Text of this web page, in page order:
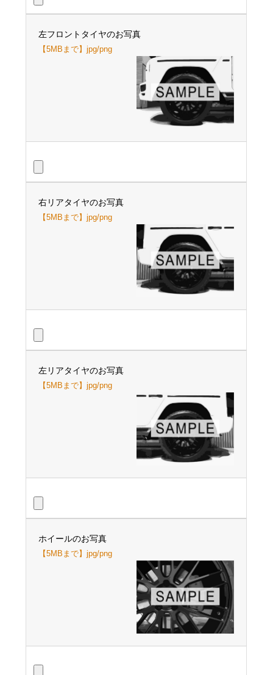
左フロントタイヤのお写真
【5MBまで】jpg/png
右リアタイヤのお写真
【5MBまで】jpg/png
左リアタイヤのお写真
【5MBまで】jpg/png
ホイールのお写真
【5MBまで】jpg/png